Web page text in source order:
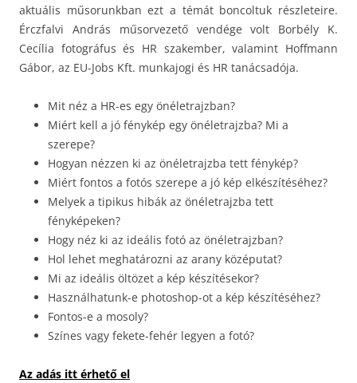
aktuális műsorunkban ezt a témát boncoltuk részleteire.
Érczfalvi András műsorvezető vendége volt Borbély K.
Cecília fotográfus és HR szakember, valamint Hoffmann
Gábor, az EU-Jobs Kft. munkajogi és HR tanácsadója.
Mit néz a HR-es egy önéletrajzban?
Miért kell a jó fénykép egy önéletrajzba? Mi a
szerepe?
Hogyan nézzen ki az önéletrajzba tett fénykép?
Miért fontos a fotós szerepe a jó kép elkészítéséhez?
Melyek a tipikus hibák az önéletrajzba tett
fényképeken?
Hogy néz ki az ideális fotó az önéletrajzban?
Hol lehet meghatározni az arany középutat?
Mi az ideális öltözet a kép készítésekor?
Használhatunk-e photoshop-ot a kép készítéséhez?
Fontos-e a mosoly?
Színes vagy fekete-fehér legyen a fotó?
Az adás itt érhető el